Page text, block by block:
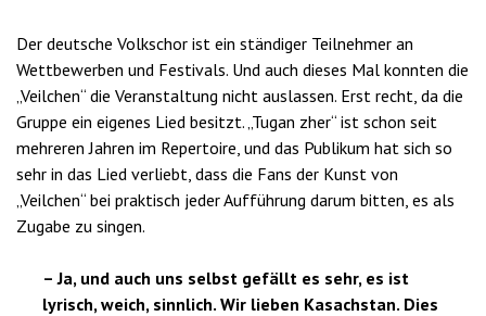
Der deutsche Volkschor ist ein ständiger Teilnehmer an
Wettbewerben und Festivals. Und auch dieses Mal konnten die
„Veilchen“ die Veranstaltung nicht auslassen. Erst recht, da die
Gruppe ein eigenes Lied besitzt. „Tugan zher“ ist schon seit
mehreren Jahren im Repertoire, und das Publikum hat sich so
sehr in das Lied verliebt, dass die Fans der Kunst von
„Veilchen“ bei praktisch jeder Aufführung darum bitten, es als
Zugabe zu singen.
– Ja, und auch uns selbst gefällt es sehr, es ist
lyrisch, weich, sinnlich. Wir lieben Kasachstan. Dies